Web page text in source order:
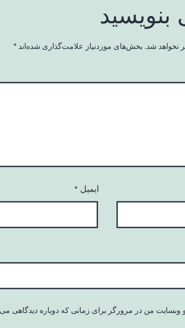
بنویسید
نخواهد شد. بخش‌های موردنیاز علامت‌گذاری شده‌اند *
ایمیل *
و وبسایت من در مرورگر برای زمانی که دوباره دیدگاهی